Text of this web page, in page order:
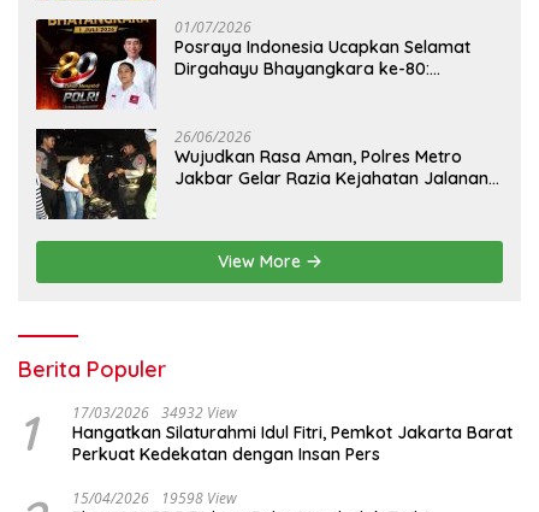
01/07/2026
Posraya Indonesia Ucapkan Selamat
Dirgahayu Bhayangkara ke-80:
26/06/2026
Wujudkan Rasa Aman, Polres Metro
Jakbar Gelar Razia Kejahatan Jalanan
View More
Berita Populer
1 17/03/2026 34932 View
Hangatkan Silaturahmi Idul Fitri, Pemkot Jakarta Barat
Perkuat Kedekatan dengan Insan Pers
15/04/2026 19598 View